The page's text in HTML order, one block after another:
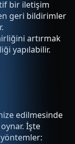
bir iletişim
geri bildirimler
artırmak
yapılabilir.
edilmesinde
İşte